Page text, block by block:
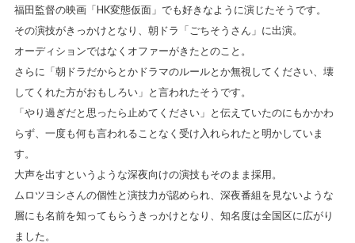
福田監督の映画「HK変態仮面」でも好きなように演じたそうです。
その演技がきっかけとなり、朝ドラ「ごちそうさん」に出演。
オーディションではなくオファーがきたとのこと。
さらに「朝ドラだからとかドラマのルールとか無視してください、壊
してくれた方がおもしろい」と言われたそうです。
「やり過ぎだと思ったら止めてください」と伝えていたのにもかかわ
らず、一度も何も言われることなく受け入れられたと明かしていま
す。
大声を出すというような深夜向けの演技もそのまま採用。
ムロツヨシさんの個性と演技力が認められ、深夜番組を見ないような
層にも名前を知ってもらうきっかけとなり、知名度は全国区に広がり
ました。